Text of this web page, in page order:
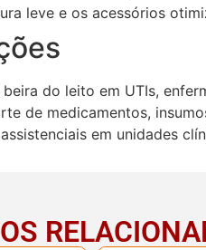
leve e os acessórios
do leito em UTIs,
de medicamentos,
em unidades